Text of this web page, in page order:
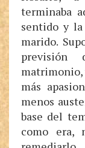
terminaba
sentido y
marido.
previsión
matrimonio,
más
menos
base del
como era,